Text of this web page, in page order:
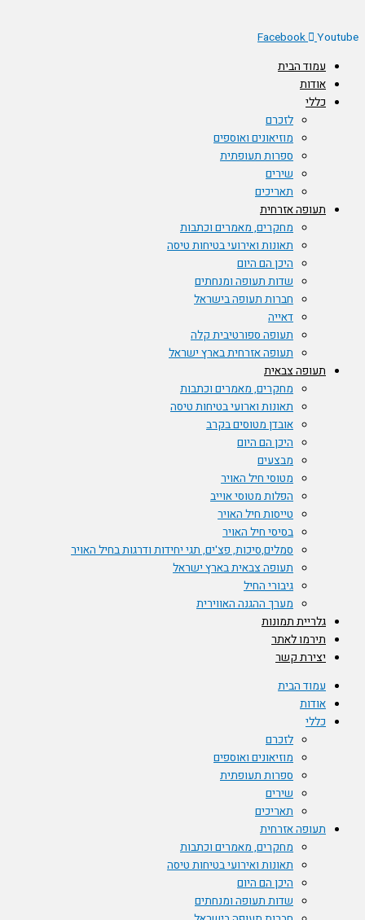
Facebook
עמוד הבית
אודות
כללי
לזכרם
מוזיאונים ואוספים
ספרות תעופתית
שירים
תאריכים
תעופה אזרחית
מחקרים, מאמרים וכתבות
תאונות ואירועי בטיחות טיסה
היכן הם היום
שדות תעופה ומנחתים
חברות תעופה בישראל
דאייה
תעופה ספורטיבית קלה
תעופה אזרחית בארץ ישראל
תעופה צבאית
מחקרים, מאמרים וכתבות
תאונות וארועי בטיחות טיסה
אובדן מטוסים בקרב
היכן הם היום
מבצעים
מטוסי חיל האויר
הפלות מטוסי אוייב
טייסות חיל האויר
בסיסי חיל האויר
סמלים,סיכות, פצ'ים, תגי יחידות ודרגות בחיל האויר
תעופה צבאית בארץ ישראל
גיבורי החיל
מערך ההגנה האווירית
גלריית תמונות
תירמו לאתר
יצירת קשר
עמוד הבית
אודות
כללי
לזכרם
מוזיאונים ואוספים
ספרות תעופתית
שירים
תאריכים
תעופה אזרחית
מחקרים, מאמרים וכתבות
תאונות ואירועי בטיחות טיסה
היכן הם היום
שדות תעופה ומנחתים